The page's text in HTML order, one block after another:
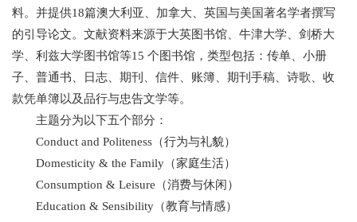
料。并提供18篇澳大利亚、加拿大、英国与美国著名学者撰写
的引导论文。文献资料来源于大英图书馆、牛津大学、剑桥大
学、利兹大学图书馆等15 个图书馆，类型包括：传单、小册
子、普通书、日志、期刊、信件、账簿、期刊手稿、诗歌、收
款凭单簿以及品行与忠告文学等。
主题分为以下五个部分：
Conduct and Politeness（行为与礼貌）
Domesticity & the Family（家庭生活）
Consumption & Leisure（消费与休闲）
Education & Sensibility（教育与情感）